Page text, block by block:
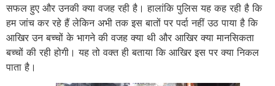
सफल हुए और उनकी क्या वजह रही है। हालांकि पुलिस यह कह रही है कि
हम जांच कर रहे हैं लेकिन अभी तक इस बातों पर पर्दा नहीं उठ पाया है कि
आखिर उन बच्चों के भागने की वजह क्या थी और आखिर क्या मानसिकता
बच्चों की रही होगी। यह तो वक्त ही बताया कि आखिर इस पर क्या निकल
पाता है।